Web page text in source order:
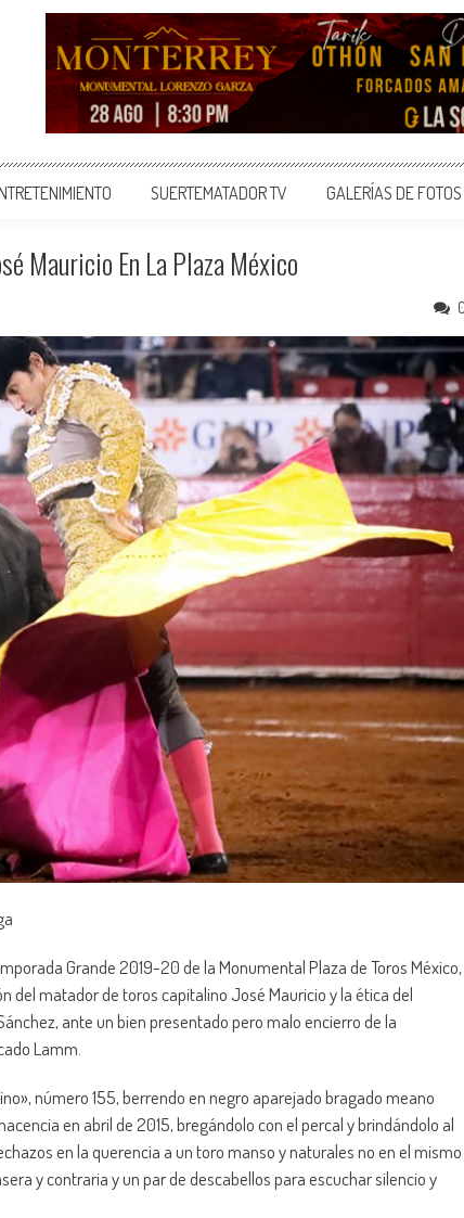
SUERTEMATADOR TV GALERÍAS DE FOTOS
Mauricio En La Plaza México
Grande 2019-20 de la Monumental Plaza de Toros México,
del matador de toros capitalino José Mauricio y la ética del
ante un bien presentado pero malo encierro de la
Lamm.
número 155, berrendo en negro aparejado bragado meano
en abril de 2015, bregándolo con el percal y brindándolo al
en la querencia a un toro manso y naturales no en el mismo
y contraria y un par de descabellos para escuchar silencio y